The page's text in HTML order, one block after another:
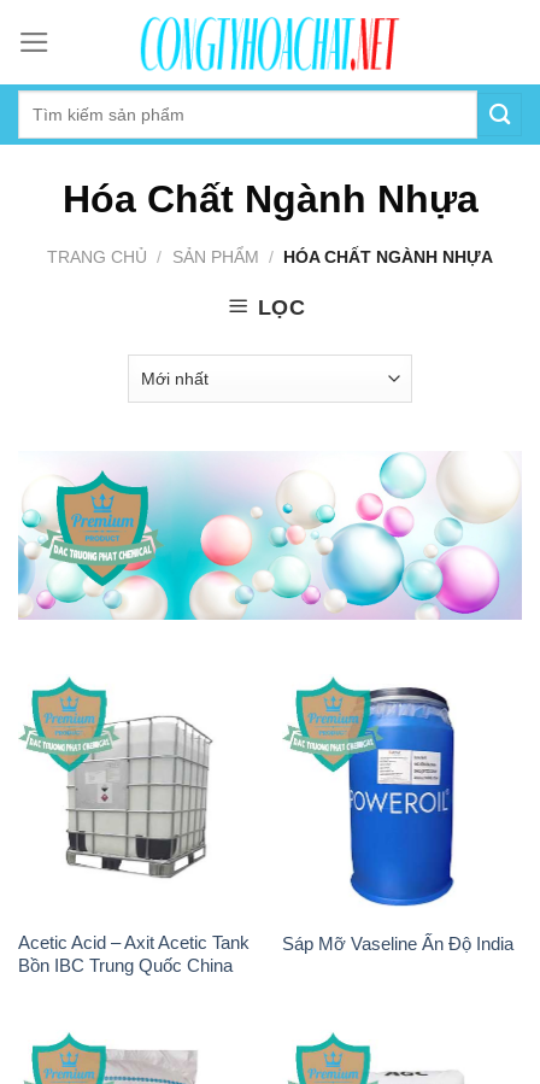
content
Hóa Chất Ngành Nhựa
TRANG CHỦ / SẢN PHẨM / HÓA CHẤT NGÀNH NHỰA
LỌC
Acetic Acid – Axit Acetic Tank
Bồn IBC Trung Quốc China
Sáp Mỡ Vaseline Ấn Độ India